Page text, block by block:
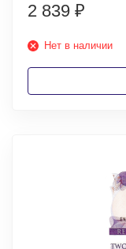
2 839 ₽
Нет в наличии